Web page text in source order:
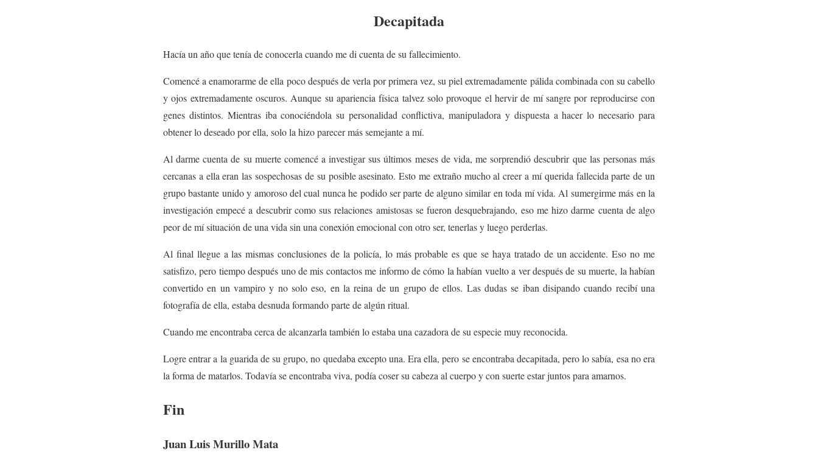
Decapitada
Hacía un año que tenía de conocerla cuando me di cuenta de su fallecimiento.
Comencé a enamorarme de ella poco después de verla por primera vez, su piel extremadamente pálida combinada con su cabello
y ojos extremadamente oscuros. Aunque su apariencia física talvez solo provoque el hervir de mí sangre por reproducirse con
genes distintos. Mientras iba conociéndola su personalidad conflictiva, manipuladora y dispuesta a hacer lo necesario para
obtener lo deseado por ella, solo la hizo parecer más semejante a mí.
Al darme cuenta de su muerte comencé a investigar sus últimos meses de vida, me sorprendió descubrir que las personas más
cercanas a ella eran las sospechosas de su posible asesinato. Esto me extraño mucho al creer a mí querida fallecida parte de un
grupo bastante unido y amoroso del cual nunca he podido ser parte de alguno similar en toda mí vida. Al sumergirme más en la
investigación empecé a descubrir como sus relaciones amistosas se fueron desquebrajando, eso me hizo darme cuenta de algo
peor de mí situación de una vida sin una conexión emocional con otro ser, tenerlas y luego perderlas.
Al final llegue a las mismas conclusiones de la policía, lo más probable es que se haya tratado de un accidente. Eso no me
satisfizo, pero tiempo después uno de mis contactos me informo de cómo la habían vuelto a ver después de su muerte, la habían
convertido en un vampiro y no solo eso, en la reina de un grupo de ellos. Las dudas se iban disipando cuando recibí una
fotografía de ella, estaba desnuda formando parte de algún ritual.
Cuando me encontraba cerca de alcanzarla también lo estaba una cazadora de su especie muy reconocida.
Logre entrar a la guarida de su grupo, no quedaba excepto una. Era ella, pero se encontraba decapitada, pero lo sabía, esa no era
la forma de matarlos. Todavía se encontraba viva, podía coser su cabeza al cuerpo y con suerte estar juntos para amarnos.
Fin
Juan Luis Murillo Mata